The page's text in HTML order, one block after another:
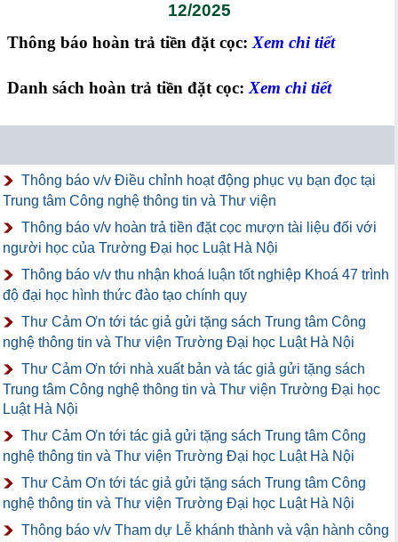
12/2025
Thông báo hoàn trả tiền đặt cọc: Xem chi tiết
Danh sách hoàn trả tiền đặt cọc: Xem chi tiết
Thông báo v/v Điều chỉnh hoạt động phục vụ bạn đọc tại
Trung tâm Công nghệ thông tin và Thư viện
Thông báo v/v hoàn trả tiền đặt cọc mượn tài liệu đối với
người học của Trường Đại học Luật Hà Nội
Thông báo v/v thu nhận khoá luận tốt nghiệp Khoá 47 trình
độ đại học hình thức đào tạo chính quy
Thư Cảm Ơn tới tác giả gửi tặng sách Trung tâm Công
nghệ thông tin và Thư viện Trường Đại học Luật Hà Nội
Thư Cảm Ơn tới nhà xuất bản và tác giả gửi tặng sách
Trung tâm Công nghệ thông tin và Thư viện Trường Đại học
Luật Hà Nội
Thư Cảm Ơn tới tác giả gửi tặng sách Trung tâm Công
nghệ thông tin và Thư viện Trường Đại học Luật Hà Nội
Thư Cảm Ơn tới tác giả gửi tặng sách Trung tâm Công
nghệ thông tin và Thư viện Trường Đại học Luật Hà Nội
Thông báo v/v Tham dự Lễ khánh thành và vận hành công